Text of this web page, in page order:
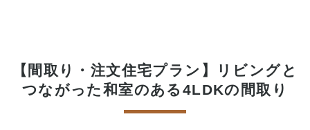
【間取り・注文住宅プラン】リビングと
つながった和室のある4LDKの間取り